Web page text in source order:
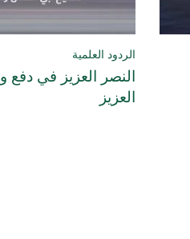
الردود العلمية
النصر العزيز في
العزيز